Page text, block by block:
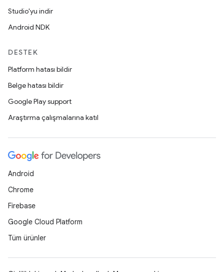
Studio'yu indir
Android NDK
DESTEK
Platform hatası bildir
Belge hatası bildir
Google Play support
Araştırma çalışmalarına katıl
Android
Chrome
Firebase
Google Cloud Platform
Tüm ürünler